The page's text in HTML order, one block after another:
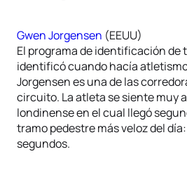
Gwen Jorgensen (EEUU)
El programa de identificación de
identificó cuando hacía
Jorgensen es una de las
circuito. La atleta se siente muy
londinense en el cual llegó
tramo pedestre más veloz del
segundos.